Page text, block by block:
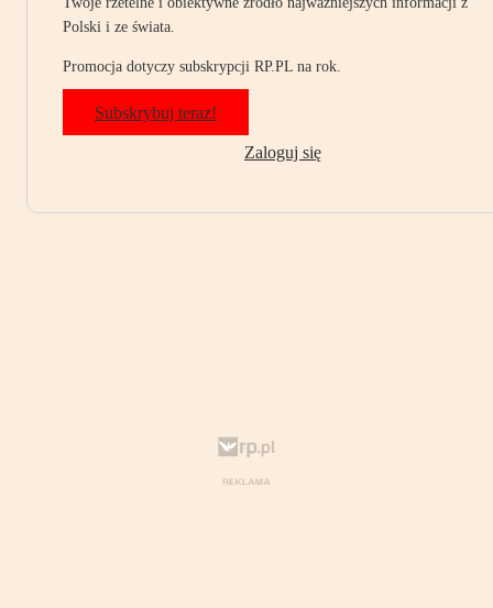
Polski i ze świata.
Promocja dotyczy subskrypcji RP.PL na rok.
Subskrybuj teraz!
Zaloguj się